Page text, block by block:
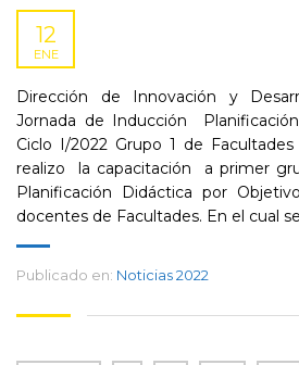
12
ENE
Dirección de Innovación y
Jornada de Inducción
Ciclo I/2022 Grupo 1 de
realizo la capacitación a primer
Planificación Didáctica por
docentes de Facultades. En el cual
Publicado en: Noticias 2022